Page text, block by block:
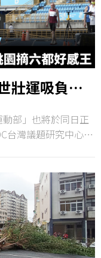
壯運吸負
部」也將於同日正
台灣議題研究中心透
桃園市，憑藉球場
軍。